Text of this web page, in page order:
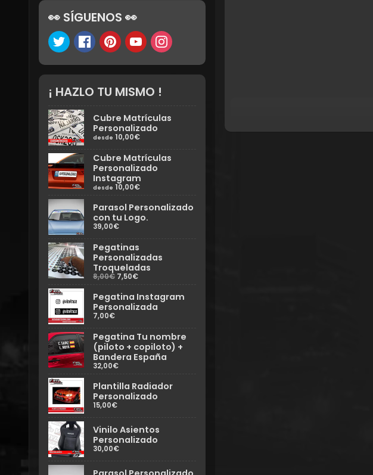
👀 SÍGUENOS 👀
¡ HAZLO TU MISMO !
Cubre Matrículas
Personalizado
desde 10,00€
Cubre Matrículas
Personalizado
Instagram
desde 10,00€
Parasol Personalizado
con tu Logo.
39,00€
Pegatinas
Personalizadas
Troqueladas
8,00€ 7,50€
Pegatina Instagram
Personalizada
7,00€
Pegatina Tu nombre
(piloto + copiloto) +
Bandera España
32,00€
Plantilla Radiador
Personalizado
15,00€
Vinilo Asientos
Personalizado
30,00€